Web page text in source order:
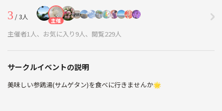
3 / 3人 主催
主催者1人、お気に入り9人、閲覧229人
サークルイベントの説明
美味しい参鶏湯(サムゲタン)を食べに行きませんか🌟